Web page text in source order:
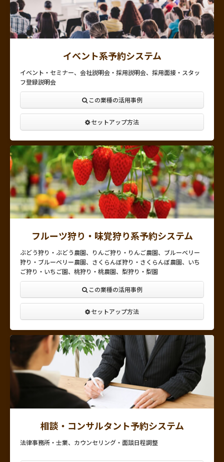
イベント系予約システム
イベント・セミナー、会社説明会・採用説明会、採用面接・スタッ
フ登録説明会
この業種の活用事例
セットアップ方法
フルーツ狩り・味覚狩り系予約システム
ぶどう狩り・ぶどう農園、りんご狩り・りんご農園、ブルーベリー
狩り・ブルーベリー農園、さくらんぼ狩り・さくらんぼ農園、いち
ご狩り・いちご園、桃狩り・桃農園、梨狩り・梨園
この業種の活用事例
セットアップ方法
相談・コンサルタント予約システム
法律事務所・士業、カウンセリング・面談日程調整